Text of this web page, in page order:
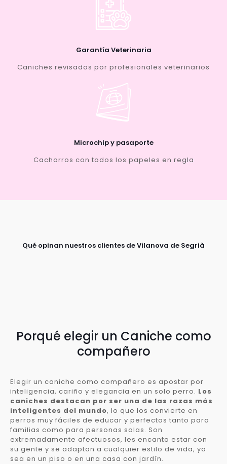
Garantía Veterinaria
Caniches revisados por profesionales veterinarios
Microchip y pasaporte
Cachorros con todos los papeles en regla
Qué opinan nuestros clientes de Vilanova de Segrià
Porqué elegir un Caniche como
compañero
Elegir un caniche como compañero es apostar por
inteligencia, cariño y elegancia en un solo perro. Los
caniches destacan por ser una de las razas más
inteligentes del mundo, lo que los convierte en
perros muy fáciles de educar y perfectos tanto para
familias como para personas solas. Son
extremadamente afectuosos, les encanta estar con
su gente y se adaptan a cualquier estilo de vida, ya
sea en un piso o en una casa con jardín.